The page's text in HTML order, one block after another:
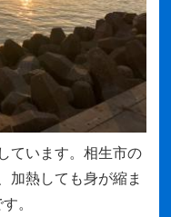
ています。相生市の
加熱しても身が縮ま
。